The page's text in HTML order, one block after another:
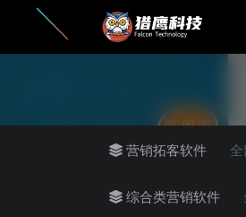
营销拓客软件
综合类营销软件